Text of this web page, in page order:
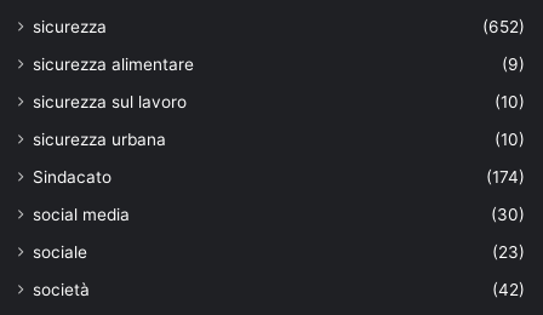
sicurezza
(652)
sicurezza alimentare
(9)
sicurezza sul lavoro
(10)
sicurezza urbana
(10)
Sindacato
(174)
social media
(30)
sociale
(23)
società
(42)